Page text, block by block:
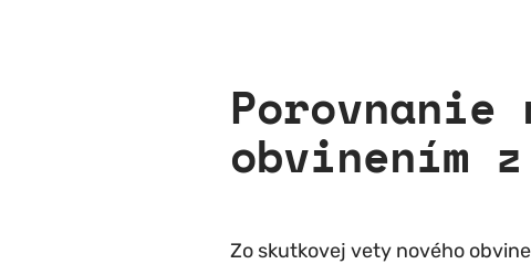
Porovnanie
obvinením
Zo skutkovej vety nového